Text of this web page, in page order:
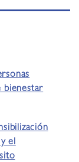
bienestar
el